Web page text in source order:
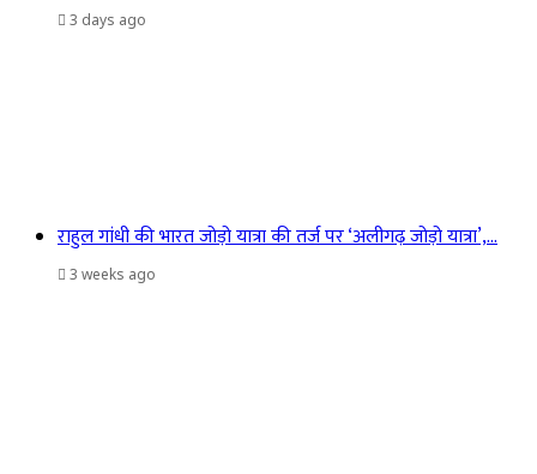
3 days ago
राहुल गांधी की भारत जोड़ो यात्रा की तर्ज पर ‘अलीगढ़ जोड़ो यात्रा’,…
3 weeks ago